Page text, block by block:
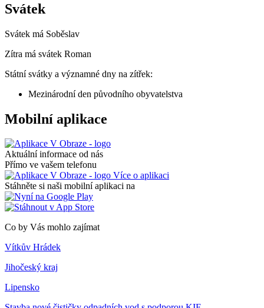
Svátek
Svátek má Soběslav
Zítra má svátek Roman
Státní svátky a významné dny na zítřek:
Mezinárodní den původního obyvatelstva
Mobilní aplikace
Aktuální informace od nás
Přímo ve vašem telefonu
Více o aplikaci
Stáhněte si naši mobilní aplikaci na
Co by Vás mohlo zajímat
Vítkův Hrádek
Jihočeský kraj
Lipensko